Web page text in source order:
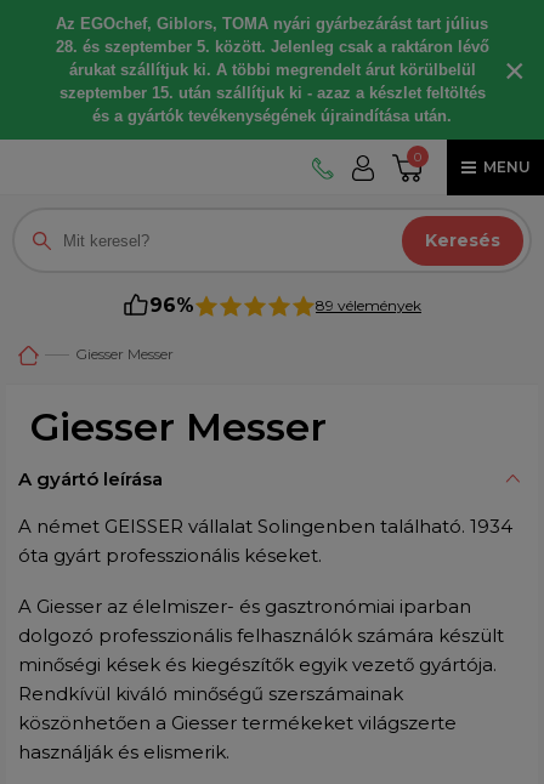
Az EGOchef, Giblors, TOMA nyári gyárbezárást tart július
28. és szeptember 5. között. Jelenleg csak a raktáron lévő
árukat szállítjuk ki. A többi megrendelt árut körülbelül
szeptember 15. után szállítjuk ki - azaz a készlet feltöltés
és a gyártók tevékenységének újraindítása után.
×
0
MENU
Keresés
96% 89 vélemények
Giesser Messer
Giesser Messer
A gyártó leírása
A német GEISSER vállalat Solingenben található. 1934
óta gyárt professzionális késeket.
A Giesser az élelmiszer- és gasztronómiai iparban
dolgozó professzionális felhasználók számára készült
minőségi kések és kiegészítők egyik vezető gyártója.
Rendkívül kiváló minőségű szerszámainak
köszönhetően a Giesser termékeket világszerte
használják és elismerik.